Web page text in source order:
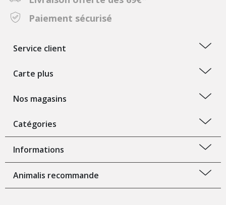
Paiement sécurisé
Service client
Carte plus
Nos magasins
Catégories
Informations
Animalis recommande